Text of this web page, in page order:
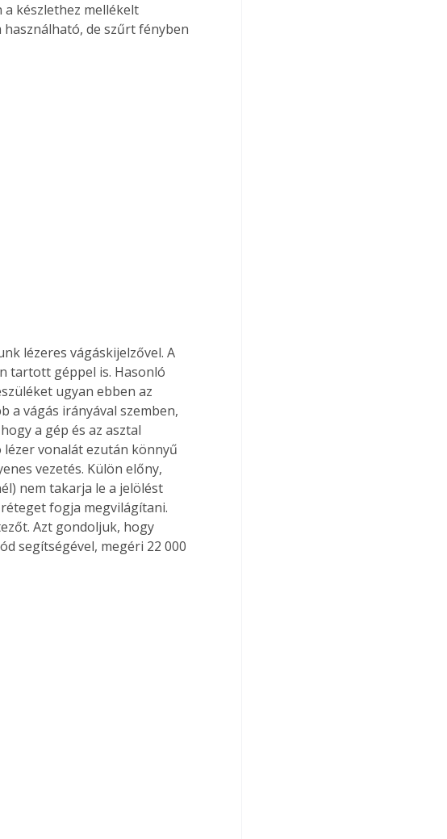
készlethez mellékelt
de szűrt fényben
lézeres vágáskijelzővel. A
tartott géppel is. Hasonló
ugyan ebben az
a vágás irányával szemben,
a gép és az asztal
lézer vonalát ezután könnyű
vezetés. Külön előny,
nem takarja le a jelölést
fogja megvilágítani.
Azt gondoljuk, hogy
segítségével, megéri 22 000